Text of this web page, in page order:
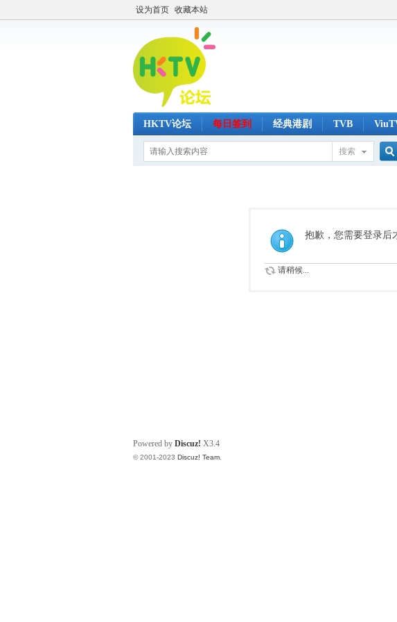
设为首页 收藏本站
HKTV论坛 每日签到 经典港剧 TVB
搜索
索
抱歉，您需要登录后
请稍候...
Powered by Discuz! X3.4
© 2001-2023 Discuz! Team